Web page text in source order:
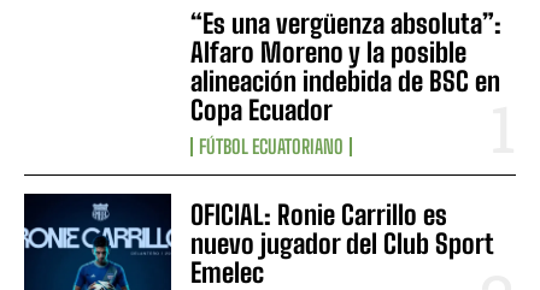
“Es una vergüenza absoluta”:
Alfaro Moreno y la posible
alineación indebida de BSC en
Copa Ecuador
FÚTBOL ECUATORIANO
OFICIAL: Ronie Carrillo es
nuevo jugador del Club Sport
Emelec